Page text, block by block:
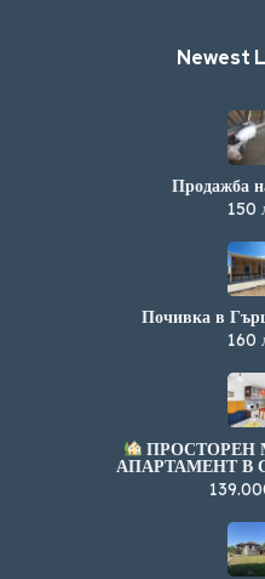
Newest
Продажба
150
Почивка в
160
ПРОСТОРЕН
АПАРТАМЕНТ В